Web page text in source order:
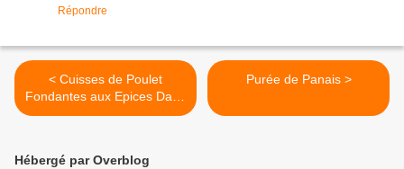
Répondre
< Cuisses de Poulet
Fondantes aux Epices Dans
le Sac de Cuisson
Purée de Panais >
Hébergé par Overblog